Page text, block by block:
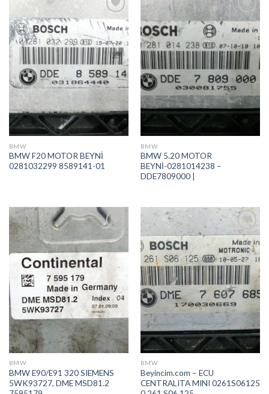
İstek
Listeme
Ekle
BMW
BMW F20 MOTOR BEYNİ
0281032299 8589141-01
Listeme
Ekle
BMW
BMW 5.20 MOTOR
BEYNİ-0281014238 –
DDE7809000 |
Listeme
BMW
BMW E90/E91 320 SIEMENS
5WK93727, DME MSD81.2
İstek
Listeme
Ekle
BMW
Beyincim.com – ECU
CENTRALITA MINI 0261S06125